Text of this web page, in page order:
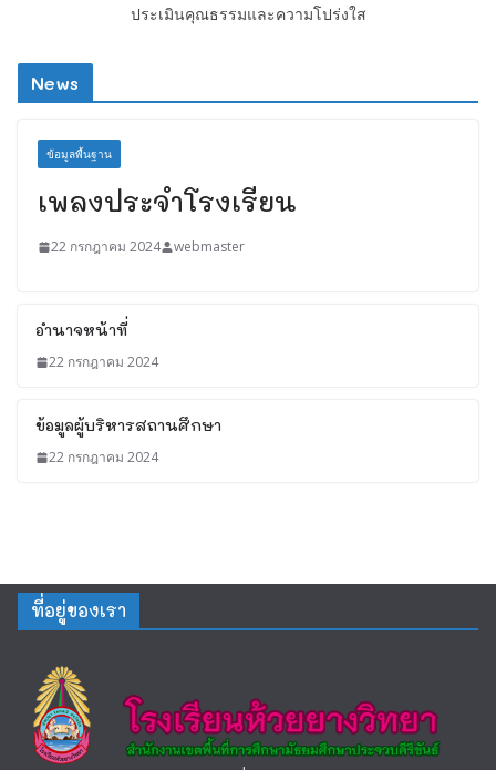
ประเมินคุณธรรมและความโปร่งใส
News
ข้อมูลพื้นฐาน
เพลงประจำโรงเรียน
22 กรกฎาคม 2024 webmaster
อำนาจหน้าที่
22 กรกฎาคม 2024
ข้อมูลผู้บริหารสถานศึกษา
22 กรกฎาคม 2024
ที่อยู่ของเรา